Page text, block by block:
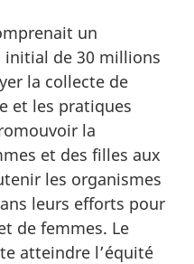
un
de 30 millions
la collecte de
et les pratiques
la
et des filles aux
les organismes
leurs efforts pour
de femmes. Le
atteindre l’équité